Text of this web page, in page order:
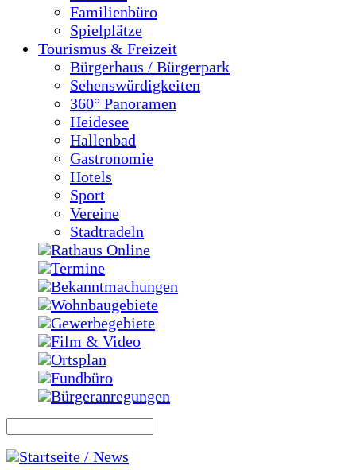
Familienbüro
Spielplätze
Tourismus & Freizeit
Bürgerhaus / Bürgerpark
Sehenswürdigkeiten
360° Panoramen
Heidesee
Hallenbad
Gastronomie
Hotels
Sport
Vereine
Stadtradeln
Rathaus Online
Termine
Bekanntmachungen
Wohnbaugebiete
Gewerbegebiete
Film & Video
Ortsplan
Fundbüro
Bürgeranregungen
Startseite / News